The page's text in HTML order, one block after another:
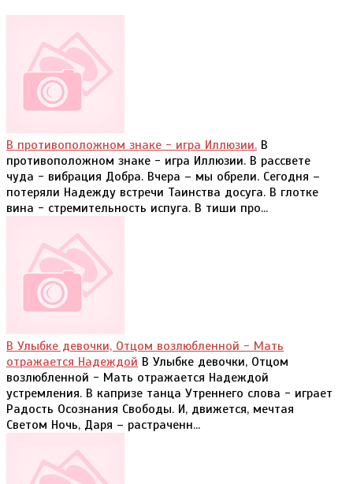
В противоположном знаке - игра Иллюзии. В
противоположном знаке - игра Иллюзии. В рассвете
чуда - вибрация Добра. Вчера – мы обрели. Сегодня –
потеряли Надежду встречи Таинства досуга. В глотке
вина - стремительность испуга. В тиши про...
В Улыбке девочки, Отцом возлюбленной - Мать
отражается Надеждой В Улыбке девочки, Отцом
возлюбленной - Мать отражается Надеждой
устремления. В капризе танца Утреннего слова - играет
Радость Осознания Свободы. И, движется, мечтая
Светом Ночь, Даря – растраченн...